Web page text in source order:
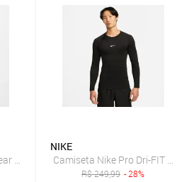
Preto
NIKE
Camiseta Nike Pro Dri-FIT
R$249,99 - 28%